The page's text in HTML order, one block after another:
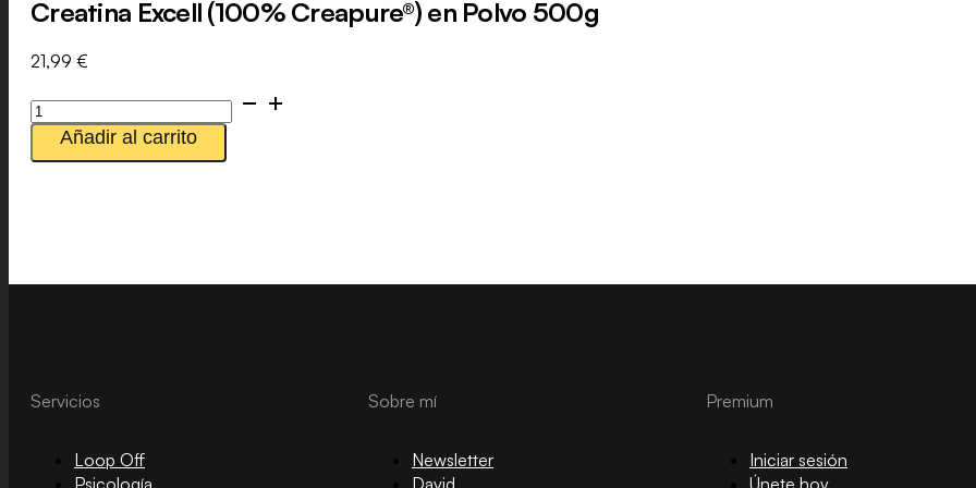
Creatina Excell (100% Creapure®) en Polvo 500g
21,99 €
Creatina
Excell
(100%
Añadir al carrito
Servicios
Loop Off
Psicología
Sobre mí
Newsletter
David
Premium
Iniciar sesión
Únete hoy